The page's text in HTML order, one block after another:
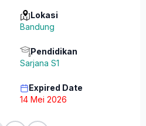
Lokasi
Bandung
Pendidikan
Sarjana S1
Expired Date
14 Mei 2026